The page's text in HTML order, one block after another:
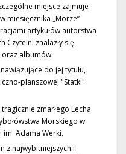
miejsce zajmuje
miesięcznika „Morze”
artykułów autorstwa
Czytelni znalazły się
oraz albumów.
do jej tytułu,
planszowej "Statki"
zmarłego Lecha
Morskiego w
im. Adama Werki.
z najwybitniejszych i